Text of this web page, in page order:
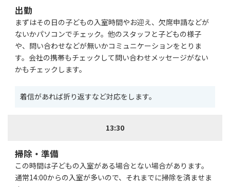
出勤
まずはその日の子どもの入室時間やお迎え、欠席申請などが
ないかパソコンでチェック。他のスタッフと子どもの様子
や、問い合わせなどが無いかコミュニケーションをとりま
す。会社の携帯もチェックして問い合わせメッセージがない
かもチェックします。
着信があれば折り返すなど対応をします。
13:30
掃除・準備
この時間は子どもの入室がある場合とない場合があります。
通常14:00からの入室が多いので、それまでに掃除を済ませま